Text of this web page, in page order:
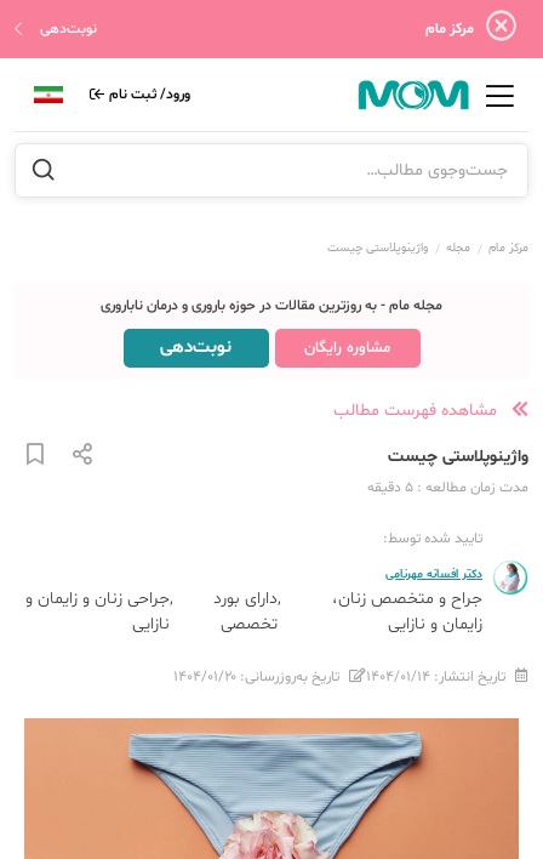
مرکز مام نوبت‌دهی
ورود/ ثبت نام
مرکز مام مجله واژینوپلاستی چیست
مجله مام - به روزترین مقالات در حوزه باروری و درمان ناباروری
مشاوره رایگان نوبت‌دهی
مشاهده فهرست مطالب
واژینوپلاستی چیست
مدت زمان مطالعه : 5 دقیقه
تایید شده توسط:
دکتر افسانه مهرنامی
جراح و متخصص زنان،
زایمان و نازایی
دارای بورد
تخصصی
جراحی زنان و زایمان و
نازایی
تاریخ انتشار: ۱۴۰۴/۰۱/۱۴ تاریخ به‌روزرسانی: ۱۴۰۴/۰۱/۲۰